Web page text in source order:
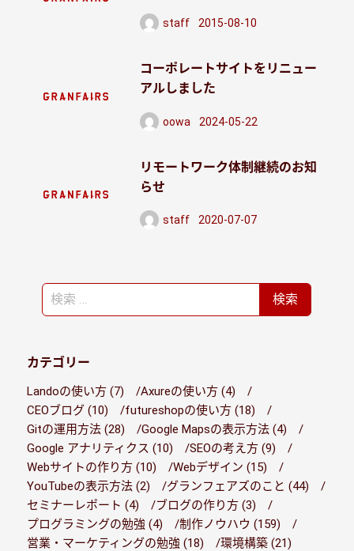
staff
投稿日
2015-08-10
コーポレートサイトをリニュー
アルしました
oowa
投稿日
2024-05-22
リモートワーク体制継続のお知
らせ
staff
投稿日
2020-07-07
検
索
検索
カテゴリー
Landoの使い方 (7)
Axureの使い方 (4)
CEOブログ (10)
futureshopの使い方 (18)
Gitの運用方法 (28)
Google Mapsの表示方法 (4)
Google アナリティクス (10)
SEOの考え方 (9)
Webサイトの作り方 (10)
Webデザイン (15)
YouTubeの表示方法 (2)
グランフェアズのこと (44)
セミナーレポート (4)
ブログの作り方 (3)
プログラミングの勉強 (4)
制作ノウハウ (159)
営業・マーケティングの勉強 (18)
環境構築 (21)